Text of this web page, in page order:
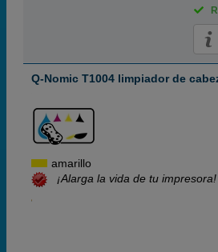
Q-Nomic T1004 limpiador de
amarillo
¡Alarga la vida de tu impresora!